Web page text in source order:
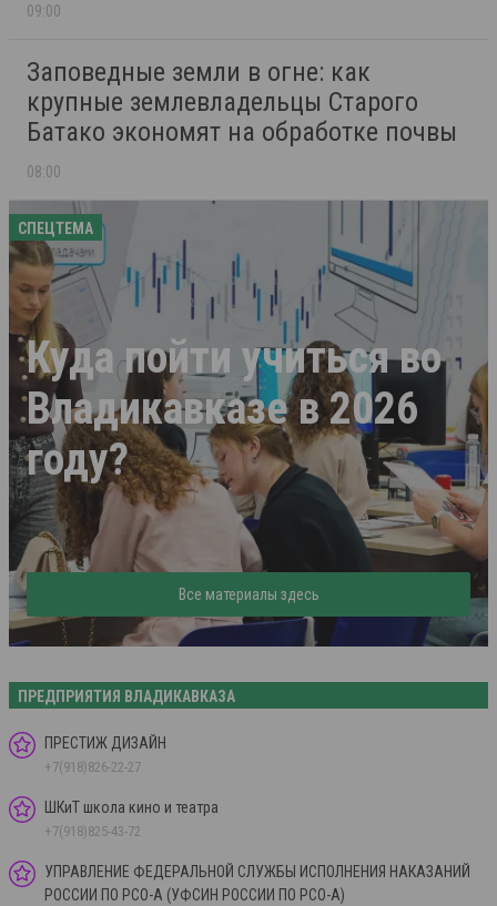
09:00
Заповедные земли в огне: как
крупные землевладельцы Старого
Батако экономят на обработке почвы
08:00
СПЕЦТЕМА
Куда пойти учиться во
Владикавказе в 2026
году?
Все материалы здесь
ПРЕДПРИЯТИЯ ВЛАДИКАВКАЗА
ПРЕСТИЖ ДИЗАЙН
+7(918)826-22-27
ШКиТ школа кино и театра
+7(918)825-43-72
УПРАВЛЕНИЕ ФЕДЕРАЛЬНОЙ СЛУЖБЫ ИСПОЛНЕНИЯ НАКАЗАНИЙ
РОССИИ ПО РСО-А (УФСИН РОССИИ ПО РСО-А)